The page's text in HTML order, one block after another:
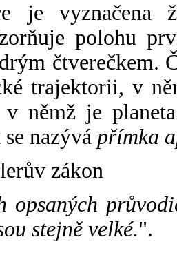
je vyznačena
polohu
čtverečkem.
trajektorii, v
němž je
nazývá přímka
zákon
opsaných
stejně velké.".